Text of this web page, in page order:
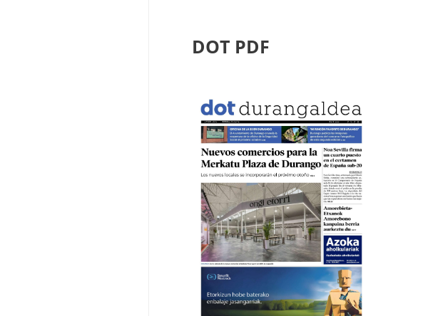
DOT PDF